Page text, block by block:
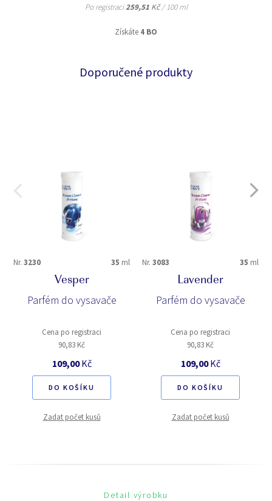
Po registraci259,51 Kč / 100 ml
Získáte 4 BO
Doporučené produkty
Nr. 3230 35 ml
Vesper
Parfém do vysavače
Cena po registraci
90,83 Kč
109,00Kč
DO KOŠÍKU
Zadat počet kusů
Nr. 3083 35 ml
Lavender
Parfém do vysavače
Cena po registraci
90,83 Kč
109,00Kč
DO KOŠÍKU
Zadat počet kusů
Detail výrobku